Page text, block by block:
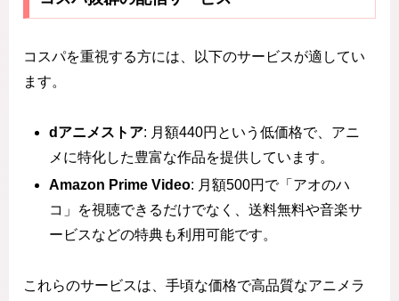
コスパを重視する方には、以下のサービスが適してい
ます。
dアニメストア: 月額440円という低価格で、アニ
メに特化した豊富な作品を提供しています。
Amazon Prime Video: 月額500円で「アオのハ
コ」を視聴できるだけでなく、送料無料や音楽サ
ービスなどの特典も利用可能です。
これらのサービスは、手頃な価格で高品質なアニメラ